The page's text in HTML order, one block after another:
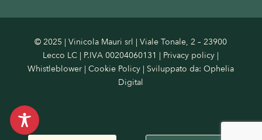
© 2025 | Vinicola Mauri srl | Viale Tonale, 2 – 23900
Lecco LC | P.IVA 00204060131 | Privacy policy |
Whistleblower |Cookie Policy | Sviluppato da:Ophelia
Digital